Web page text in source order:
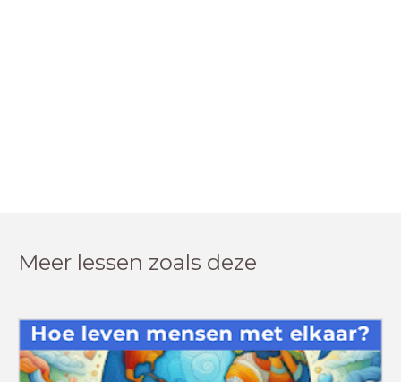
Meer lessen zoals deze